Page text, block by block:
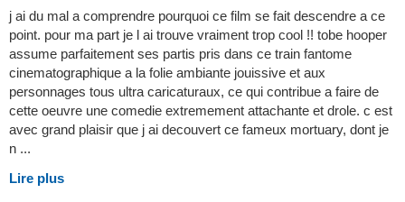
j ai du mal a comprendre pourquoi ce film se fait descendre a ce
point. pour ma part je l ai trouve vraiment trop cool !! tobe hooper
assume parfaitement ses partis pris dans ce train fantome
cinematographique a la folie ambiante jouissive et aux
personnages tous ultra caricaturaux, ce qui contribue a faire de
cette oeuvre une comedie extremement attachante et drole. c est
avec grand plaisir que j ai decouvert ce fameux mortuary, dont je
n ...
Lire plus